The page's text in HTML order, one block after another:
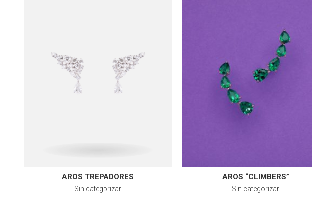
AROS TREPADORES
Sin categorizar
AROS “CLIMBERS”
Sin categorizar